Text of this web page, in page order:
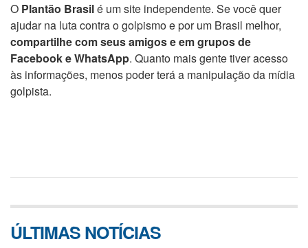
O Plantão Brasilé um site independente. Se você quer
ajudar na luta contra o golpismo e por um Brasil melhor,
compartilhe com seus amigos e em grupos de
Facebook e WhatsApp. Quanto mais gente tiver acesso
às informações, menos poder terá a manipulação da mídia
golpista.
ÚLTIMAS NOTÍCIAS